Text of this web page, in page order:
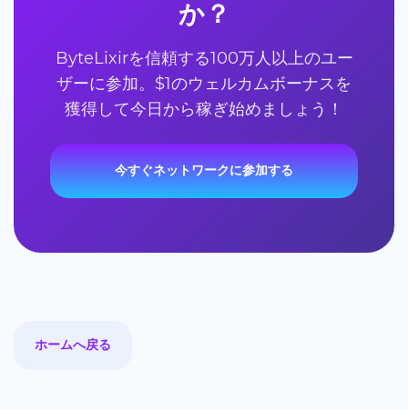
か？
ByteLixirを信頼する100万人以上のユー
ザーに参加。$1のウェルカムボーナスを
獲得して今日から稼ぎ始めましょう！
今すぐネットワークに参加する
ホームへ戻る